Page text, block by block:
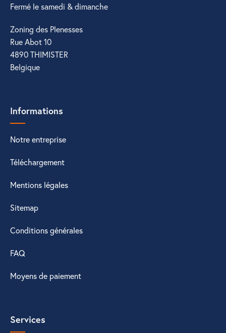
Fermé le samedi & dimanche
Zoning des Plenesses
Rue Abot 10
4890 THIMISTER
Belgique
Informations
Notre entreprise
Téléchargement
Mentions légales
Sitemap
Conditions générales
FAQ
Moyens de paiement
Services